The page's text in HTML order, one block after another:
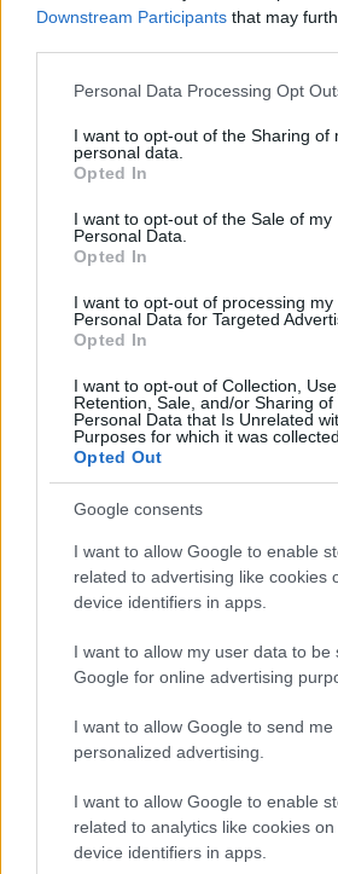
Downstream Participants that may
Please note that this website/app uses
not limited to your visit or usage
grant or deny consent to Google and
use your data for below specified
consent section.
Personal Data Processing Opt
I want to opt-out of the Sharing of
personal data.
Opted In
I want to opt-out of the Sale of my
Personal Data.
Opted In
I want to opt-out of processing my
Personal Data for Targeted
Opted In
I want to opt-out of Collection, Use,
Retention, Sale, and/or Sharing of
Personal Data that Is Unrelated
Purposes for which it was collected.
Opted Out
Google consents
I want to allow Google to enable
related to advertising like cookies
device identifiers in apps.
I want to allow my user data to be
Google for online advertising
I want to allow Google to send me
personalized advertising.
I want to allow Google to enable
related to analytics like cookies
device identifiers in apps.
3 napja
Marko szerint a szurkolók nem
3 napja
kezdett